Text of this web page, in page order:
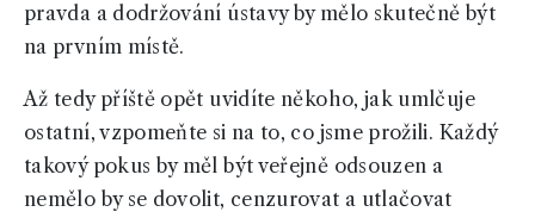
pravda a dodržování ústavy by mělo skutečně být
na prvním místě.
Až tedy příště opět uvidíte někoho, jak umlčuje
ostatní, vzpomeňte si na to, co jsme prožili. Každý
takový pokus by měl být veřejně odsouzen a
nemělo by se dovolit, cenzurovat a utlačovat